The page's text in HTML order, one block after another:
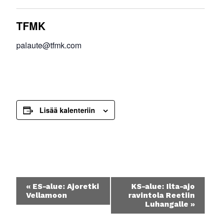
TFMK
palaute@tfmk.com
Lisää kalenteriin
Tapahtuma
navigointi
« ES-alue: Ajoretki
Vellamoon
KS-alue: Ilta-ajo
ravintola Reetiin
Luhangalle »